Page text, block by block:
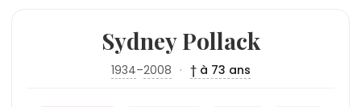
Sydney Pollack
1934–2008 · † à 73 ans